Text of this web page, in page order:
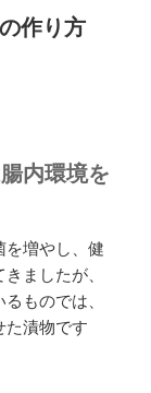
作り方
内環境を
を増やし、健
ましたが、
ものでは、
た漬物です